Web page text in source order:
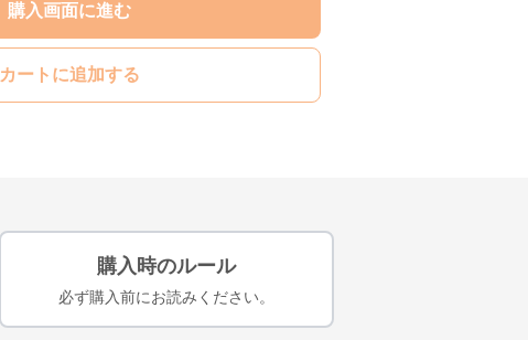
購入画面に進む
カートに追加する
購入時のルール
必ず購入前にお読みください。